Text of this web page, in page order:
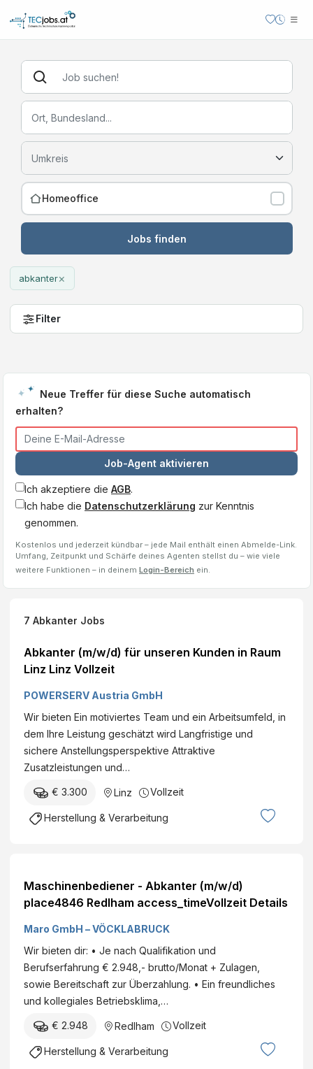
Homeoffice
Jobs finden
abkanter×
Filter
Neue Treffer für diese Suche automatisch
erhalten?
Job-Agent aktivieren
Ich akzeptiere die AGB.
Ich habe die Datenschutzerklärung zur Kenntnis
genommen.
Kostenlos und jederzeit kündbar – jede Mail enthält einen Abmelde-Link.
Umfang, Zeitpunkt und Schärfe deines Agenten stellst du – wie viele
weitere Funktionen – in deinem Login-Bereich ein.
7 Abkanter Jobs
Abkanter (m/w/d) für unseren Kunden in Raum
Linz Linz Vollzeit
POWERSERV Austria GmbH
Wir bieten Ein motiviertes Team und ein Arbeitsumfeld, in
dem Ihre Leistung geschätzt wird Langfristige und
sichere Anstellungsperspektive Attraktive
Zusatzleistungen und…
€ 3.300 Linz Vollzeit
Herstellung & Verarbeitung
Maschinenbediener - Abkanter (m/w/d)
place4846 Redlham access_timeVollzeit Details
Maro GmbH – VÖCKLABRUCK
Wir bieten dir: • Je nach Qualifikation und
Berufserfahrung € 2.948,- brutto/Monat + Zulagen,
sowie Bereitschaft zur Überzahlung. • Ein freundliches
und kollegiales Betriebsklima,…
€ 2.948 Redlham Vollzeit
Herstellung & Verarbeitung